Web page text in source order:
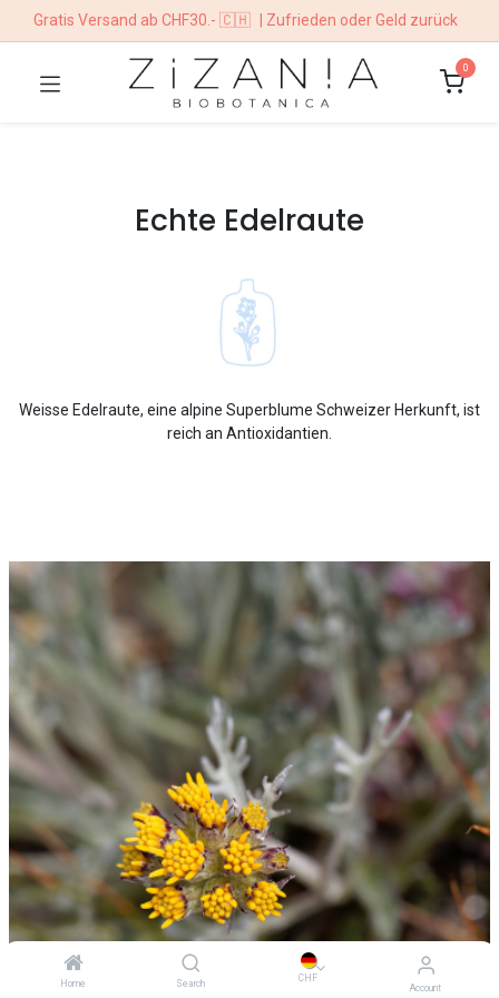
Home Search
CHF
Account
Gratis Versand ab CHF30.- 🇨🇭 | Zufrieden oder Geld zurück
0
Echte Edelraute
Weisse Edelraute, eine alpine Superblume Schweizer Herkunft, ist
reich an Antioxidantien.